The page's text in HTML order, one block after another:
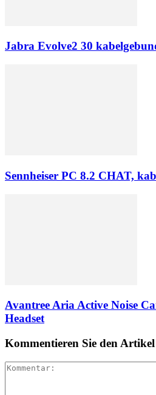
Jabra Evolve2 30
Sennheiser PC 8.2 CHAT,
Avantree Aria Active Noise
Headset
Kommentieren Sie den Artikel